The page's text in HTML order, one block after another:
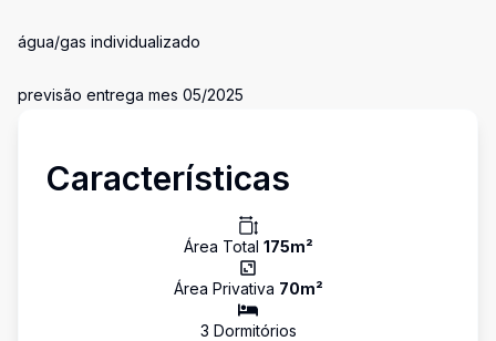
água/gas individualizado
previsão entrega mes 05/2025
Características
Área Total 175m²
Área Privativa 70m²
3 Dormitórios